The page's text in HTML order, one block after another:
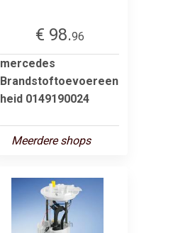
€ 98.96
mercedes
Brandstoftoevoereen
heid 0149190024
Meerdere shops